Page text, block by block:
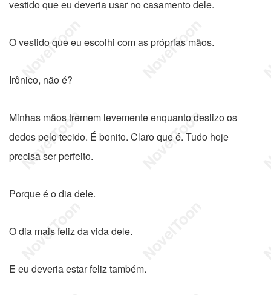
vestido que eu deveria usar no casamento dele.
O vestido que eu escolhi com as próprias mãos.
Irônico, não é?
Minhas mãos tremem levemente enquanto deslizo os
dedos pelo tecido. É bonito. Claro que é. Tudo hoje
precisa ser perfeito.
Porque é o dia dele.
O dia mais feliz da vida dele.
E eu deveria estar feliz também.